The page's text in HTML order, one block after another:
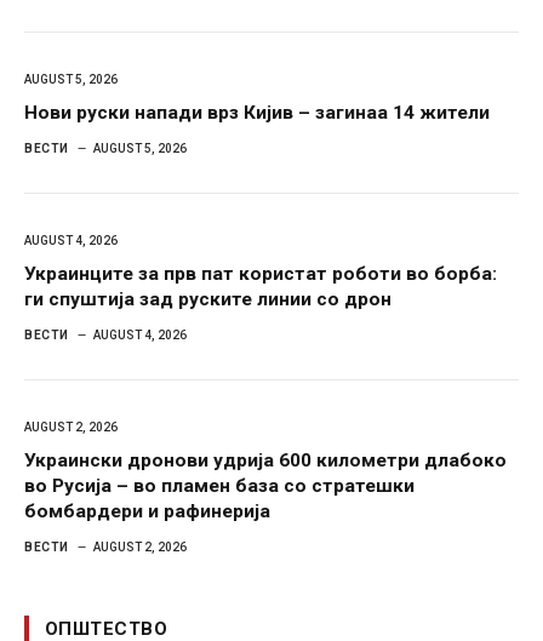
AUGUST 5, 2026
Нови руски напади врз Кијив – загинаа 14 жители
ВЕСТИ AUGUST 5, 2026
AUGUST 4, 2026
Украинците за прв пат користат роботи во борба:
ги спуштија зад руските линии со дрон
ВЕСТИ AUGUST 4, 2026
AUGUST 2, 2026
Украински дронови удрија 600 километри длабоко
во Русија – во пламен база со стратешки
бомбардери и рафинерија
ВЕСТИ AUGUST 2, 2026
ОПШТЕСТВО